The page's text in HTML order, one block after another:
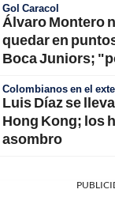
Gol Caracol
Álvaro Montero
quedar en
Boca Juniors;
Colombianos en el
Luis Díaz se
Hong Kong; los
asombro